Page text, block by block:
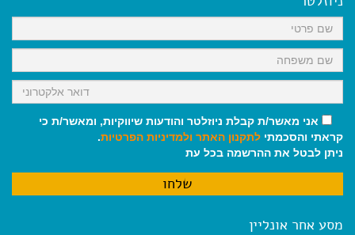
k
p
m
אני מאשר/ת קבלת ניוזלטר והודעות שיווקיות, ומאשר/ת כי
קראתי והסכמתי לתקנון האתר ולמדיניות הפרטיות.
ניתן לבטל את ההרשמה בכל עת
מסע אחר אונליין